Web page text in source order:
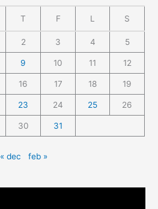
T F L S
2 3 4 5
9 10 11 12
16 17 18 19
23 24 25 26
30 31
« dec feb »